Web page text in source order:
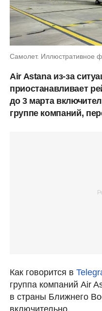
Самолет. Иллюстративное
Air Astana из-за
приостанавливает
до 3 марта
группе компаний,
Как говорится в
группа компаний Air
в страны Ближнего
включительно.